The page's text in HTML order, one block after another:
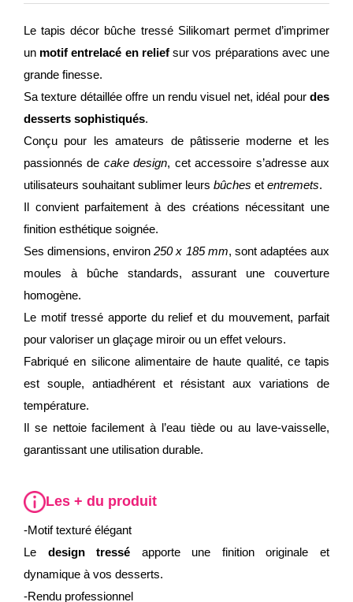
Le tapis décor bûche tressé Silikomart permet d’imprimer
un motif entrelacé en reliefsur vos préparations avec une
grande finesse.
Sa texture détaillée offre un rendu visuel net, idéal pour des
desserts sophistiqués.
Conçu pour les amateurs de pâtisserie moderne et les
passionnés de cake design, cet accessoire s’adresse aux
utilisateurs souhaitant sublimer leurs bûches et entremets.
Il convient parfaitement à des créations nécessitant une
finition esthétique soignée.
Ses dimensions, environ 250 x 185 mm, sont adaptées aux
moules à bûche standards, assurant une couverture
homogène.
Le motif tressé apporte du relief et du mouvement, parfait
pour valoriser un glaçage miroir ou un effet velours.
Fabriqué en silicone alimentaire de haute qualité, ce tapis
est souple, antiadhérent et résistant aux variations de
température.
Il se nettoie facilement à l’eau tiède ou au lave-vaisselle,
garantissant une utilisation durable.
Les + du produit
-Motif texturé élégant
Le design tressé apporte une finition originale et
dynamique à vos desserts.
-Rendu professionnel